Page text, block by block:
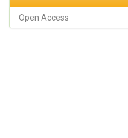
Open Access